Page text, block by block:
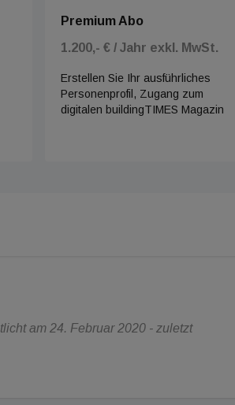
Premium Abo
1.200,- € / Jahr exkl. MwSt.
Erstellen Sie Ihr ausführliches
Personenprofil, Zugang zum
digitalen buildingTIMES Magazin
am 24. Februar 2020 - zuletzt